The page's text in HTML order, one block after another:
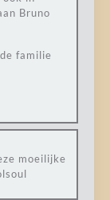
Bruno
familie
moeilijke